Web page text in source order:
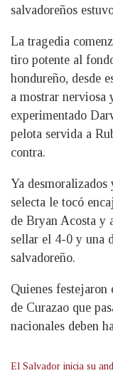
salvadoreños
La tragedia
tiro potente al
hondureño, desde
a mostrar nerviosa
experimentado
pelota servida a
contra.
Ya
selecta le tocó
de Bryan Acosta y
sellar el 4-0 y una
salvadoreño.
Quienes
de Curazao que
nacionales deben
El Salvador inicia su